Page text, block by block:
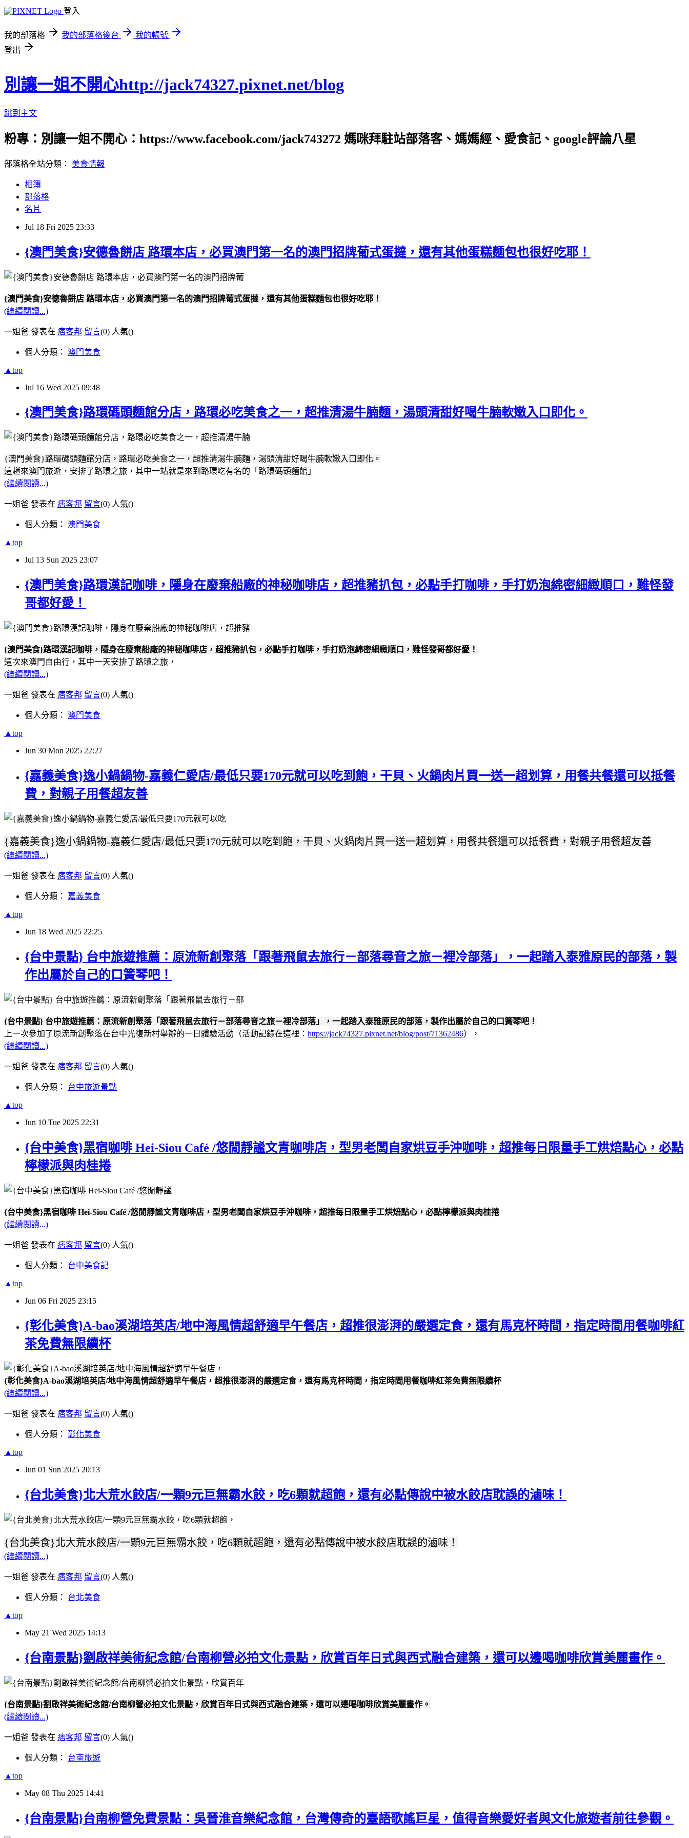
登入
我的部落格 我的部落格後台
我的帳號
登出
別讓一姐不開心http://jack74327.pixnet.net/blog
跳到主文
粉專：別讓一姐不開心：https://www.facebook.com/jack743272 媽咪拜駐站部落客、媽媽經、愛食記、google評論八星
部落格全站分類： 美食情報
相簿
部落格
名片
Jul 18 Fri 2025 23:33
{澳門美食}安德魯餅店 路環本店，必買澳門第一名的澳門招牌葡式蛋撻，還有其他蛋糕麵包也很好吃耶！
{澳門美食}安德魯餅店 路環本店，必買澳門第一名的澳門招牌葡式蛋撻，還有其他蛋糕麵包也很好吃耶！
(繼續閱讀...)
一姐爸 發表在 痞客邦 留言(0) 人氣()
個人分類： 澳門美食
▲top
Jul 16 Wed 2025 09:48
{澳門美食}路環碼頭麵館分店，路環必吃美食之一，超推清湯牛腩麵，湯頭清甜好喝牛腩軟嫩入口即化。
{澳門美食}路環碼頭麵館分店，路環必吃美食之一，超推清湯牛腩麵，湯頭清甜好喝牛腩軟嫩入口即化。
這趟來澳門旅遊，安排了路環之旅，其中一站就是來到路環吃有名的「路環碼頭麵館」
(繼續閱讀...)
一姐爸 發表在 痞客邦 留言(0) 人氣()
個人分類： 澳門美食
▲top
Jul 13 Sun 2025 23:07
{澳門美食}路環漢記咖啡，隱身在廢棄船廠的神秘咖啡店，超推豬扒包，必點手打咖啡，手打奶泡綿密細緻順口，難怪發
哥都好愛！
{澳門美食}路環漢記咖啡，隱身在廢棄船廠的神秘咖啡店，超推豬扒包，必點手打咖啡，手打奶泡綿密細緻順口，難怪發哥都好愛！
這次來澳門自由行，其中一天安排了路環之旅，
(繼續閱讀...)
一姐爸 發表在 痞客邦 留言(0) 人氣()
個人分類： 澳門美食
▲top
Jun 30 Mon 2025 22:27
{嘉義美食}逸小鍋鍋物-嘉義仁愛店/最低只要170元就可以吃到飽，干貝、火鍋肉片買一送一超划算，用餐共餐還可以抵餐
費，對親子用餐超友善
{嘉義美食}逸小鍋鍋物-嘉義仁愛店/最低只要170元就可以吃到飽，干貝、火鍋肉片買一送一超划算，用餐共餐還可以抵餐費，對親子用餐超友善
(繼續閱讀...)
一姐爸 發表在 痞客邦 留言(0) 人氣()
個人分類： 嘉義美食
▲top
Jun 18 Wed 2025 22:25
{台中景點} 台中旅遊推薦：原流新創聚落「跟著飛鼠去旅行－部落尋音之旅－裡冷部落」，一起踏入泰雅原民的部落，製
作出屬於自己的口簧琴吧！
{台中景點} 台中旅遊推薦：原流新創聚落「跟著飛鼠去旅行－部落尋音之旅－裡冷部落」，一起踏入泰雅原民的部落，製作出屬於自己的口簧琴吧！
上一次參加了原流新創聚落在台中光復新村舉辦的一日體驗活動（活動記錄在這裡： https://jack74327.pixnet.net/blog/post/71362486），
(繼續閱讀...)
一姐爸 發表在 痞客邦 留言(0) 人氣()
個人分類： 台中旅遊景點
▲top
Jun 10 Tue 2025 22:31
{台中美食}黑宿咖啡 Hei-Siou Café /悠閒靜謐文青咖啡店，型男老闆自家烘豆手沖咖啡，超推每日限量手工烘焙點心，必點
檸檬派與肉桂捲
{台中美食}黑宿咖啡 Hei-Siou Café /悠閒靜謐文青咖啡店，型男老闆自家烘豆手沖咖啡，超推每日限量手工烘焙點心，必點檸檬派與肉桂捲
(繼續閱讀...)
一姐爸 發表在 痞客邦 留言(0) 人氣()
個人分類： 台中美食記
▲top
Jun 06 Fri 2025 23:15
{彰化美食}A-bao溪湖培英店/地中海風情超舒適早午餐店，超推很澎湃的嚴選定食，還有馬克杯時間，指定時間用餐咖啡紅
茶免費無限續杯
{彰化美食}A-bao溪湖培英店/地中海風情超舒適早午餐店，超推很澎湃的嚴選定食，還有馬克杯時間，指定時間用餐咖啡紅茶免費無限續杯
(繼續閱讀...)
一姐爸 發表在 痞客邦 留言(0) 人氣()
個人分類： 彰化美食
▲top
Jun 01 Sun 2025 20:13
{台北美食}北大荒水餃店/一顆9元巨無霸水餃，吃6顆就超飽，還有必點傳說中被水餃店耽誤的滷味！
{台北美食}北大荒水餃店/一顆9元巨無霸水餃，吃6顆就超飽，還有必點傳說中被水餃店耽誤的滷味！
(繼續閱讀...)
一姐爸 發表在 痞客邦 留言(0) 人氣()
個人分類： 台北美食
▲top
May 21 Wed 2025 14:13
{台南景點}劉啟祥美術紀念館/台南柳營必拍文化景點，欣賞百年日式與西式融合建築，還可以邊喝咖啡欣賞美麗畫作。
{台南景點}劉啟祥美術紀念館/台南柳營必拍文化景點，欣賞百年日式與西式融合建築，還可以邊喝咖啡欣賞美麗畫作。
(繼續閱讀...)
一姐爸 發表在 痞客邦 留言(0) 人氣()
個人分類： 台南旅遊
▲top
May 08 Thu 2025 14:41
{台南景點}台南柳營免費景點：吳晉淮音樂紀念館，台灣傳奇的臺語歌謠巨星，值得音樂愛好者與文化旅遊者前往參觀。